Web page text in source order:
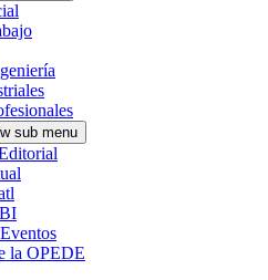
sub menu
la OPEDE